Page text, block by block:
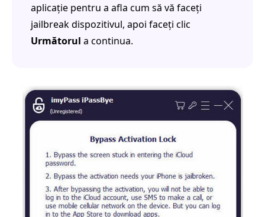
aplicație pentru a afla cum să vă faceți
jailbreak dispozitivul, apoi faceți clic
Următorul a continua.